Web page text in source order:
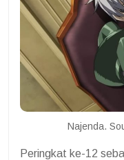
Najenda.
Peringkat ke-12